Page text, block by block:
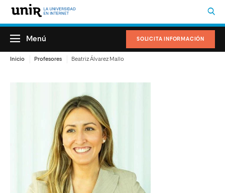
SOLICITA INFORMACIÓN
Menú
Inicio Profesores Beatriz Álvarez Mallo